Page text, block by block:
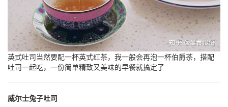
英式吐司当然要配一杯英式红茶，我一般会再泡一杯伯爵茶，搭配
吐司一起吃，一份简单精致又美味的早餐就搞定了
威尔士兔子吐司